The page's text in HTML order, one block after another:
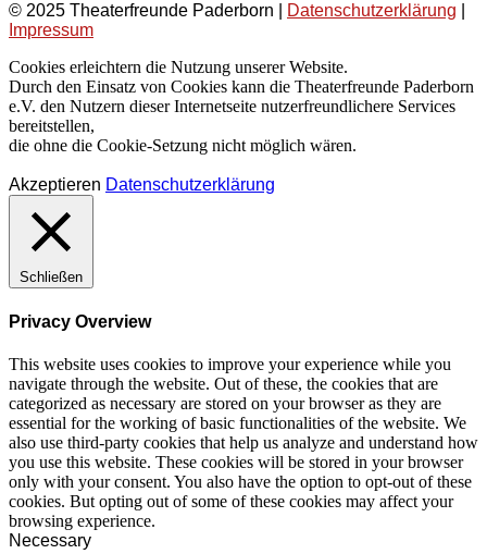
© 2025 Theaterfreunde Paderborn |
Datenschutzerklärung
Impressum
Cookies erleichtern die Nutzung unserer Website.
Durch den Einsatz von Cookies kann die Theaterfreunde Paderborn
e.V. den Nutzern dieser Internetseite nutzerfreundlichere Services
bereitstellen,
die ohne die Cookie-Setzung nicht möglich wären.
Akzeptieren Datenschutzerklärung
Schließen
Privacy Overview
This website uses cookies to improve your experience while you
navigate through the website. Out of these, the cookies that are
categorized as necessary are stored on your browser as they are
essential for the working of basic functionalities of the website. We
also use third-party cookies that help us analyze and understand how
you use this website. These cookies will be stored in your browser
only with your consent. You also have the option to opt-out of these
cookies. But opting out of some of these cookies may affect your
browsing experience.
Necessary